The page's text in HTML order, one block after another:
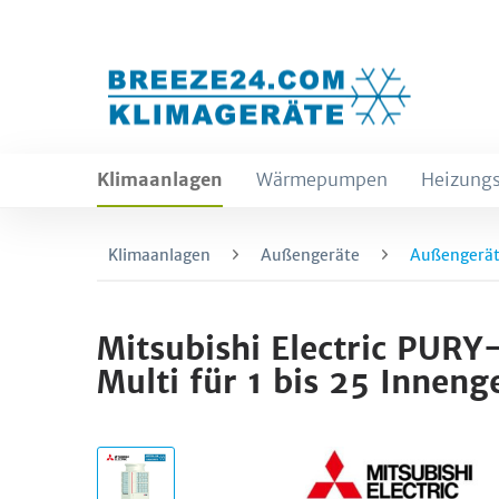
Klimaanlagen Wärmepumpen
Klimaanlagen Außengeräte
Mitsubishi Electric
Multi für 1 bis 25